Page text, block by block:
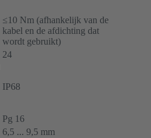
≤10 Nm (afhankelijk van de
kabel en de afdichting dat
wordt gebruikt)
24
IP68
Pg 16
6,5 ... 9,5 mm